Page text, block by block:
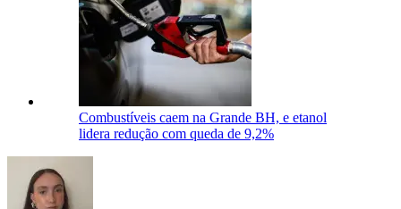
Combustíveis caem na Grande BH, e etanol
lidera redução com queda de 9,2%